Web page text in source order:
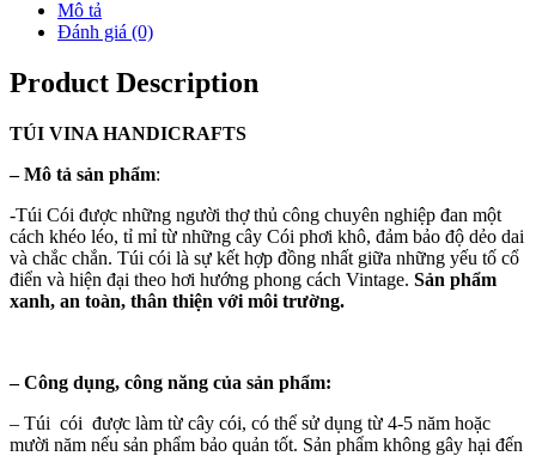
Mô tả
Đánh giá (0)
Product Description
TÚI VINA HANDICRAFTS
–Mô tả sản phẩm:
-Túi Cói được những người thợ thủ công chuyên nghiệp đan một
cách khéo léo, tỉ mỉ từ những cây Cói phơi khô, đảm bảo độ dẻo dai
và chắc chắn. Túi cói là sự kết hợp đồng nhất giữa những yếu tố cổ
điển và hiện đại theo hơi hướng phong cách Vintage. Sản phẩm
xanh, an toàn, thân thiện với môi trường.
–Công dụng, công năng của sản phẩm:
– Túi cói được làm từ cây cói, có thể sử dụng từ 4-5 năm hoặc
mười năm nếu sản phẩm bảo quản tốt. Sản phẩm không gây hại đến